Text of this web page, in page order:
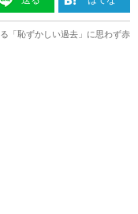
「恥ずかしい過去」に思わず赤